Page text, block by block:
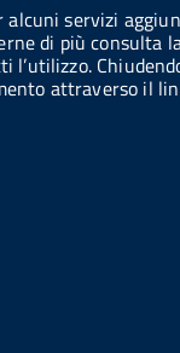
alcuni servizi
di più consulta
l’utilizzo.
attraverso il
l
.
s
k